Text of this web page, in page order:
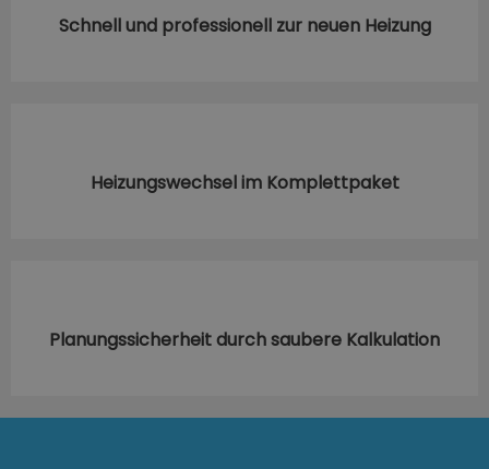
Schnell und professionell zur neuen Heizung
Heizungswechsel im Komplettpaket
Planungssicherheit durch saubere Kalkulation